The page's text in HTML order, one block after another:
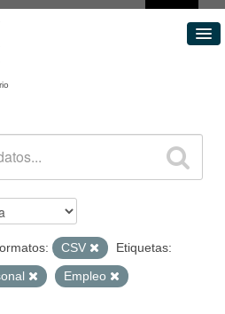
CSV
Etiquetas:
Empleo